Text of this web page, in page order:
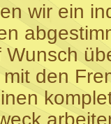
wir ein
Wunsch
den